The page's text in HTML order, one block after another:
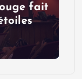
fait